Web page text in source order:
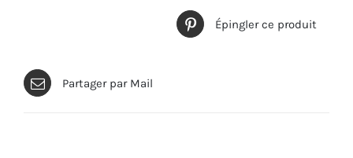
Épingler ce produit
Partager par Mail